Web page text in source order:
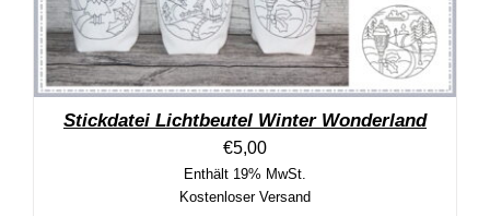
Stickdatei Lichtbeutel Winter Wonderland
€5,00
Enthält 19% MwSt.
Kostenloser Versand